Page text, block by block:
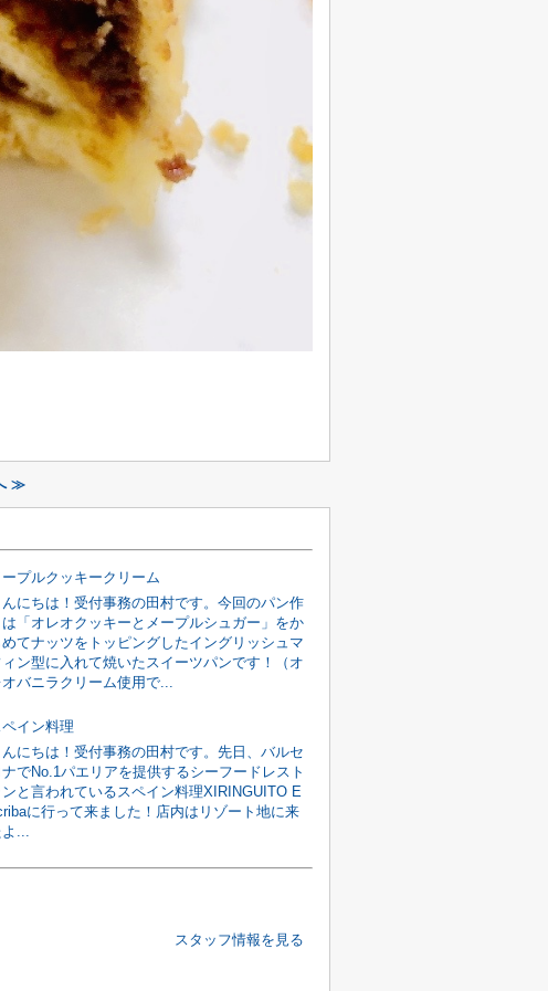
≫
ープルクッキークリーム
んにちは！受付事務の田村です。今回のパン作
は「オレオクッキーとメープルシュガー」をか
めてナッツをトッピングしたイングリッシュマ
ィン型に入れて焼いたスイーツパンです！（オ
オバニラクリーム使用で...
ペイン料理
んにちは！受付事務の田村です。先日、バルセ
ナでNo.1パエリアを提供するシーフードレスト
ンと言われているスペイン料理XIRINGUITO E
に行って来ました！店内はリゾート地に来
...
スタッフ情報を見る